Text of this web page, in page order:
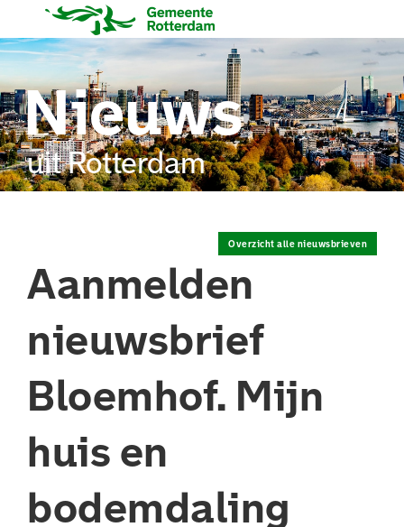
Nieuws
uit Rotterdam
Overzicht alle nieuwsbrieven
Aanmelden
nieuwsbrief
Bloemhof. Mijn
huis en
bodemdaling